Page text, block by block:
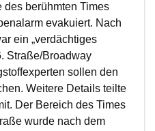
des berühmten Times
evakuiert. Nach
ein „verdächtiges
Straße/Broadway
sollen den
Weitere Details teilte
Der Bereich des Times
wurde nach dem